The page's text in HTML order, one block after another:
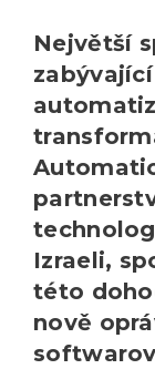
Největší
Izraeli,
této
nově